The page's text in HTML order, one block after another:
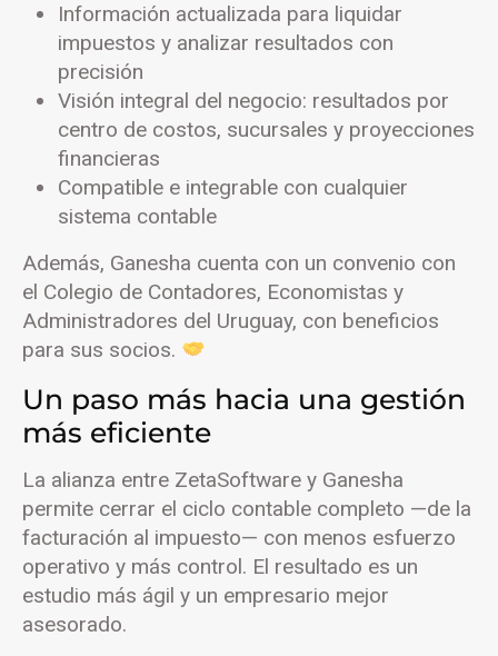
Información actualizada para liquidar
impuestos y analizar resultados con
precisión
Visión integral del negocio: resultados por
centro de costos, sucursales y proyecciones
financieras
Compatible e integrable con cualquier
sistema contable
Además, Ganesha cuenta con un convenio con
el Colegio de Contadores, Economistas y
Administradores del Uruguay, con beneficios
para sus socios.
Un paso más hacia una gestión
más eficiente
La alianza entre ZetaSoftware y Ganesha
permite cerrar el ciclo contable completo —de la
facturación al impuesto— con menos esfuerzo
operativo y más control. El resultado es un
estudio más ágil y un empresario mejor
asesorado.